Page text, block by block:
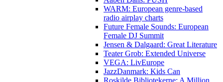
WARM: European genre-based
radio airplay charts
Future Female Sounds: European
Female DJ Summit
Jensen & Dalgaard: Great Literature
Teater Grob: Extended Universe
VEGA: LivEurope
JazzDanmark: Kids Can
Roskilde Bibliotekerne: A Million